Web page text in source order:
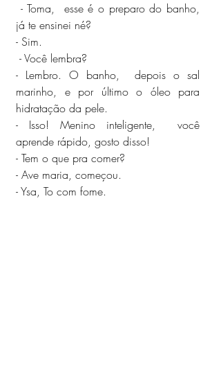
já te ensinei né?
- Sim.
- Você lembra?
- Lembro. O banho,  depois o sal
marinho, e por último o óleo para
hidratação da pele.
- Isso! Menino inteligente,  você
aprende rápido, gosto disso!
- Tem o que pra comer?
- Ave maria, começou.
- Ysa, To com fome.